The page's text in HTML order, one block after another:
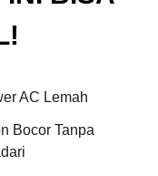
AC Lemah
Bocor Tanpa